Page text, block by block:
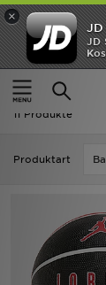
×
JD
JD
Home
Herren
Herren -
11 Produkte
Produktart
ANGEBOTE
Neuheiten
Herren
Bestsellers
Marken